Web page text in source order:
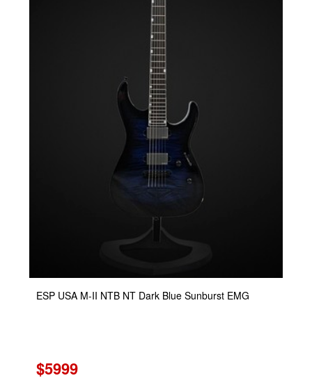
ESP USA M-II NTB NT Dark Blue Sunburst EMG
$5999